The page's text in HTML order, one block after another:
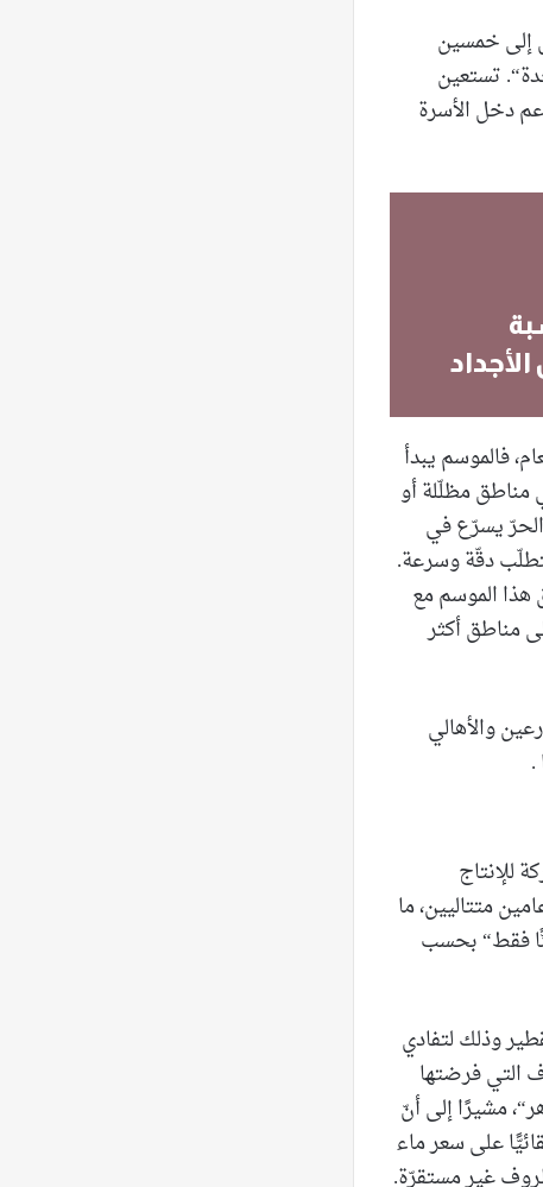
إلى خمسين
تستعين
دخل الأسرة
فالموسم يبدأ
مناطق مظلّلة أو
يسرّع في
دقّة وسرعة.
هذا الموسم مع
مناطق أكثر
والأهالي
.
للإنتاج
متتاليين، ما
من نحو 100 طنّ في السنوات السابقة، إلى ما يقارب الـ 30 طنًّا فقط“ بحسب
وذلك لتفادي
التي فرضتها
مشيرًا إلى أنّ
على سعر ماء
غير مستقرّة.